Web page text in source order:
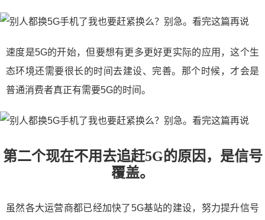
速度是5G的开始，但要想有更多更好更实际的应用，这个生
态环境还需要很长的时间去建设、完善。那个时候，才会是
普通消费者真正有需要5G的时间。
第二个现在不用去追赶5G的原因，是信号
覆盖。
虽然各大运营商都已经加快了5G基站的建设，努力提升信号